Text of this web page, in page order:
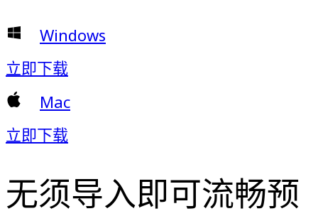
Windows
立即下载
Mac
立即下载
无须导入即可流畅预